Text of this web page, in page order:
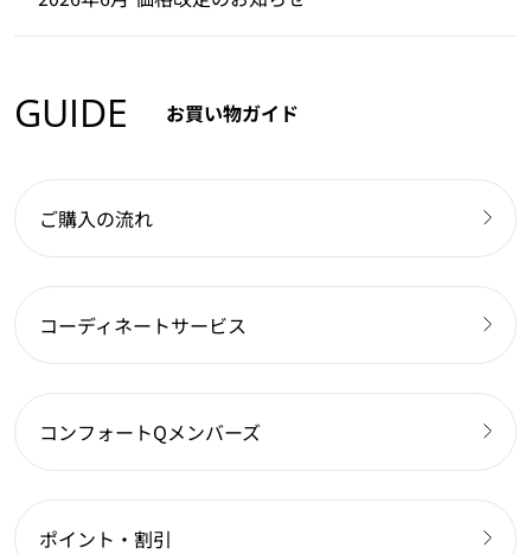
GUIDE お買い物ガイド
ご購入の流れ
コーディネートサービス
コンフォートQメンバーズ
ポイント・割引